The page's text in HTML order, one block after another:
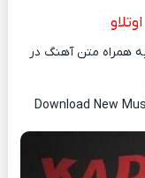
اوتلاو
به همراه متن آهنگ در
Download New